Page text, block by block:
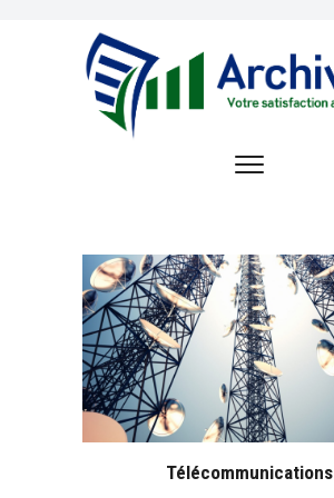
RÉFÉRENCES
OPPORTUNITÉS
D’EMPLOI
CONTACT
Télécommunications